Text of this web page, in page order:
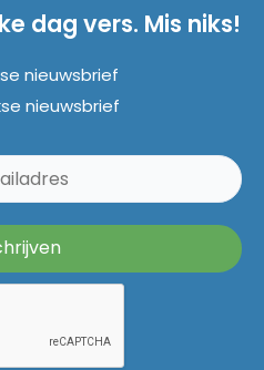
dag vers. Mis niks!
nieuwsbrief
nieuwsbrief